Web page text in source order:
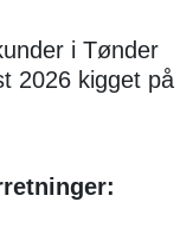
i Tønder
2026 kigget på